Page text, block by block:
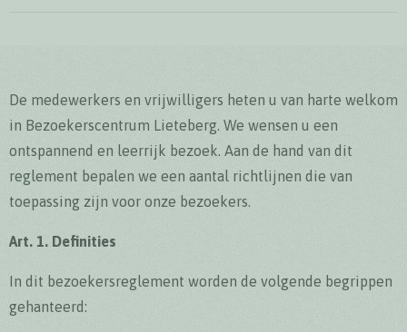
De medewerkers en vrijwilligers heten u van harte welkom
in Bezoekerscentrum Lieteberg. We wensen u een
ontspannend en leerrijk bezoek. Aan de hand van dit
reglement bepalen we een aantal richtlijnen die van
toepassing zijn voor onze bezoekers.
Art. 1. Definities
In dit bezoekersreglement worden de volgende begrippen
gehanteerd: